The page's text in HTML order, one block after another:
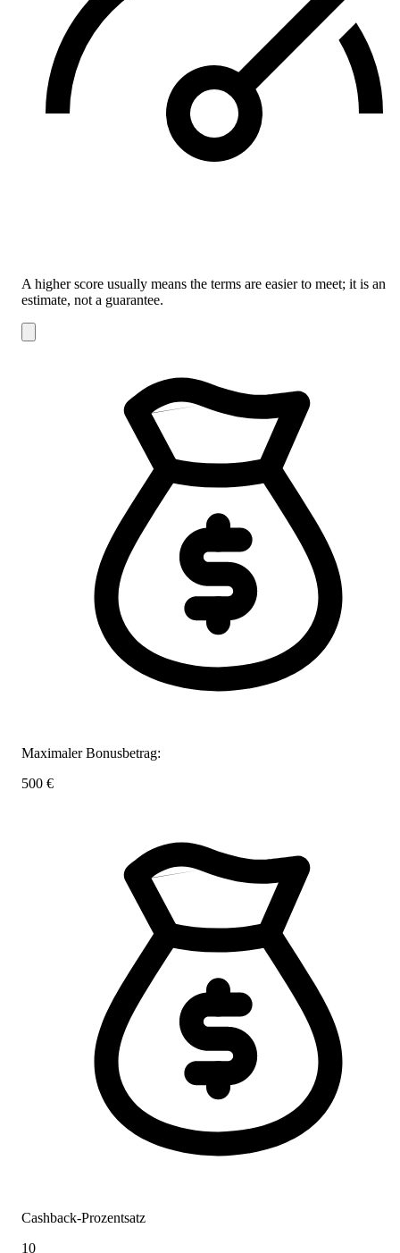
A higher score usually means the terms are easier to meet; it is an
estimate, not a guarantee.
Maximaler Bonusbetrag:
500 €
Cashback-Prozentsatz
10